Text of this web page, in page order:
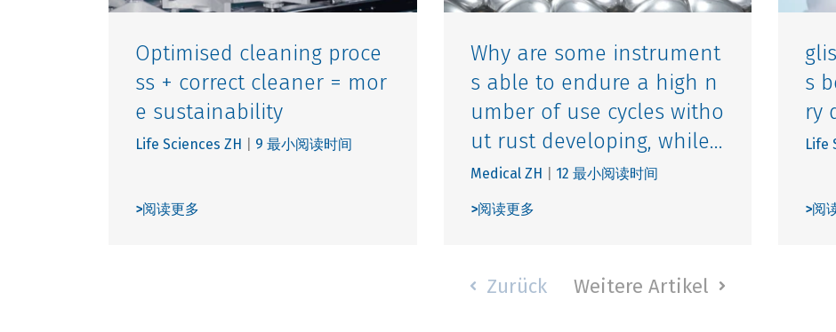
Optimised cleaning proce
ss + correct cleaner = mor
e sustainability
Life Sciences ZH 9 最小阅读时间
>阅读更多
Why are some instrument
s able to endure a high n
umber of use cycles witho
ut rust developing, while...
Medical ZH 12 最小阅读时间
>阅读更多
s
ry
Life
>阅
Zurück Weitere Artikel